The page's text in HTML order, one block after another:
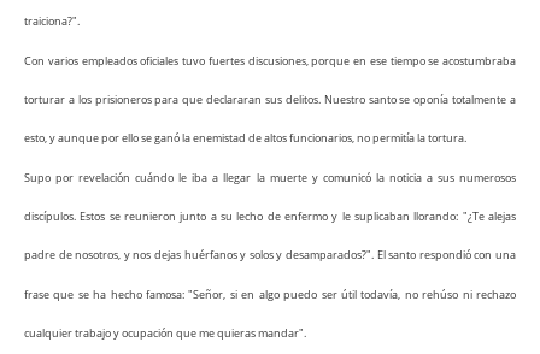
traiciona?".
Con varios empleados oficiales tuvo fuertes discusiones, porque en ese tiempo se acostumbraba
torturar a los prisioneros para que declararan sus delitos. Nuestro santo se oponía totalmente a
esto, y aunque por ello se ganó la enemistad de altos funcionarios, no permitía la tortura.
Supo por revelación cuándo le iba a llegar la muerte y comunicó la noticia a sus numerosos
discípulos. Estos se reunieron junto a su lecho de enfermo y le suplicaban llorando: "¿Te alejas
padre de nosotros, y nos dejas huérfanos y solos y desamparados?". El santo respondió con una
frase que se ha hecho famosa: "Señor, si en algo puedo ser útil todavía, no rehúso ni rechazo
cualquier trabajo y ocupación que me quieras mandar".